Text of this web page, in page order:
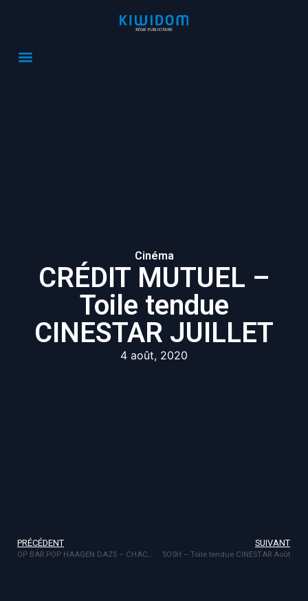
Cinéma
CRÉDIT MUTUEL –
Toile tendue
CINESTAR JUILLET
4 août, 2020
PRÉCÉDENT
OP BAR POP HAAGEN DAZS – CHACHA
SUIVANT
SOSH – Toile tendue CINESTAR Août